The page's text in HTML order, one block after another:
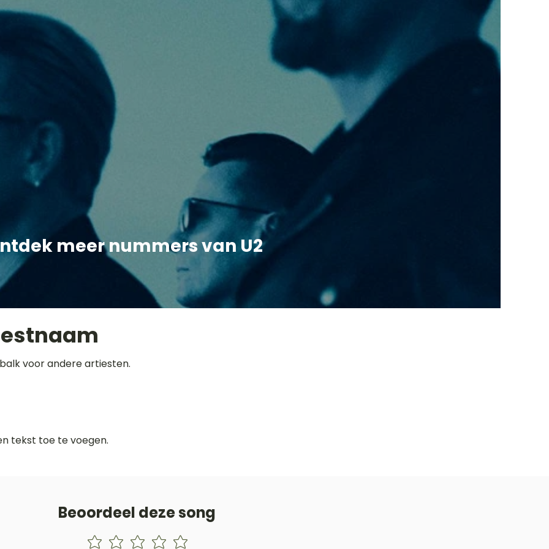
meer nummers van U2
voor andere artiesten.
tekst toe te voegen.
Beoordeel deze song